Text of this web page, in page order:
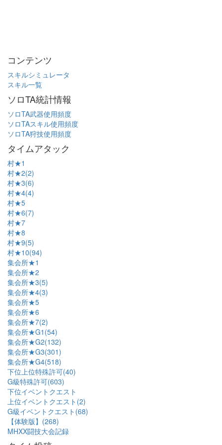
コンテンツ
スキルシミュレータ
スキル一覧
ソロTA統計情報
ソロTA武器使用頻度
ソロTAスキル使用頻度
ソロTA狩技使用頻度
タイムアタック
村★1
村★2(2)
村★3(6)
村★4(4)
村★5
村★6(7)
村★7
村★8
村★9(5)
村★10(94)
集会所★1
集会所★2
集会所★3(5)
集会所★4(3)
集会所★5
集会所★6
集会所★7(2)
集会所★G1(54)
集会所★G2(132)
集会所★G3(301)
集会所★G4(518)
下位上位特殊許可(40)
G級特殊許可(603)
下位イベントクエスト
上位イベントクエスト(2)
G級イベントクエスト(68)
【体験版】(268)
MHXX闘技大会記録